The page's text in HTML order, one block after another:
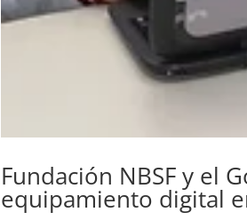
Fundación NBSF y el
equipamiento digital